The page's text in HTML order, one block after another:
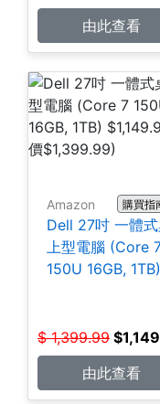
由此查看
Amazon 購買指
Dell 27吋 一體
上型電腦 (Core
150U 16GB, 1TB)
$ 1,399.99 $
由此查看